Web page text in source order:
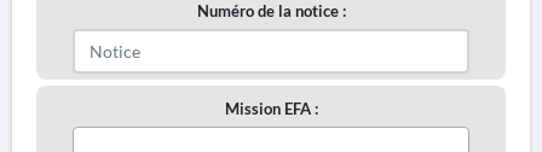
Numéro de la notice :
Mission EFA :